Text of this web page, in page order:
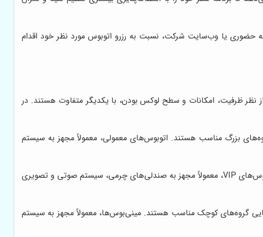
حضوری یا وب‌سایت شرکت، نسبت به رزرو اتوبوس مورد نظر خود اقدام
از نظر ظرفیت، امکانات و سطح لوکس بودن، با یکدیگر متفاوت هستند. در
40 تا 50 نفر) هستند و برای جابجایی گروه‌های بزرگ مناسب هستند. اتوبوس‌های معمولی، معمولاً مجهز به سیستم
این اتوبوس‌ها، دارای امکانات لوکس و رفاهی بیشتری نسبت به اتوبوس‌های معمولی هستند. اتوبوس‌های VIP، معمولاً مجهز به صندلی‌های چرمی، سیستم صوتی و تصویری
(معمولاً بین 15 تا 25 نفر) هستند و برای جابجایی گروه‌های کوچک مناسب هستند. مینی‌بوس‌ها، معمولاً مجهز به سیستم